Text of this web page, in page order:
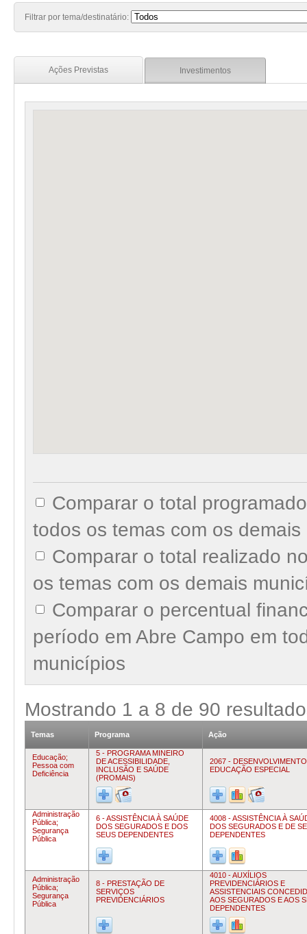
Filtrar por tema/destinatário:
Ações Previstas Investimentos
Comparar o total
todos os temas com os
Comparar o total realizado
os temas com os demais
Comparar o percentual
período em Abre Campo em
municípios
Mostrando 1 a 8 de 90
Temas Programa Ação
Educação;
Pessoa com
Deficiência
5 - PROGRAMA MINEIRO
DE ACESSIBILIDADE,
INCLUSÃO E SAÚDE
(PROMAIS)
2067 -
EDUCAÇÃO ESPECIAL
Administração
Pública;
Segurança
Pública
6 - ASSISTÊNCIA À SAÚDE
DOS SEGURADOS E DOS
SEUS DEPENDENTES
4008 - ASSISTÊNCIA À
DOS SEGURADOS E DE
DEPENDENTES
Administração
Pública;
Segurança
Pública
8 - PRESTAÇÃO DE
SERVIÇOS
PREVIDENCIÁRIOS
4010 - AUXÍLIOS
PREVIDENCIÁRIOS E
ASSISTENCIAIS
AOS SEGURADOS E AOS
DEPENDENTES